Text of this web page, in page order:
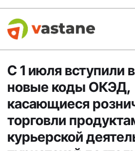
С 1 июля вступили
новые коды ОКЭД,
касающиеся
торговли
курьерской